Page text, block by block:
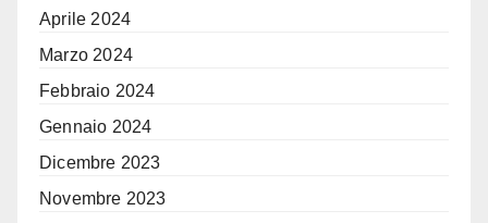
Aprile 2024
Marzo 2024
Febbraio 2024
Gennaio 2024
Dicembre 2023
Novembre 2023